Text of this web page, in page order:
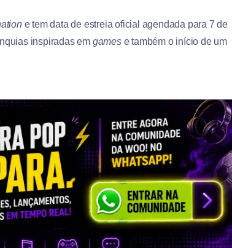
e tem data de estreia oficial agendada para 7 de
inspiradas em games e também o início de um